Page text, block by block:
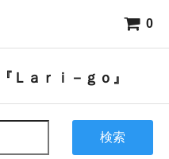
0
Ｌａｒｉ－ｇｏ』
検索